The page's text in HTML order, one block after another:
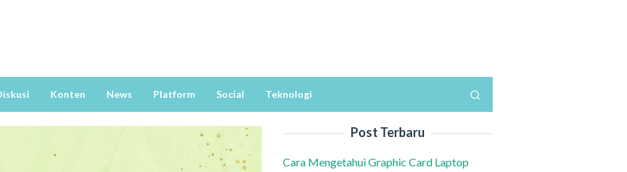
Konten News Platform Social Teknologi
Post Terbaru
Cara Mengetahui Graphic Card Laptop